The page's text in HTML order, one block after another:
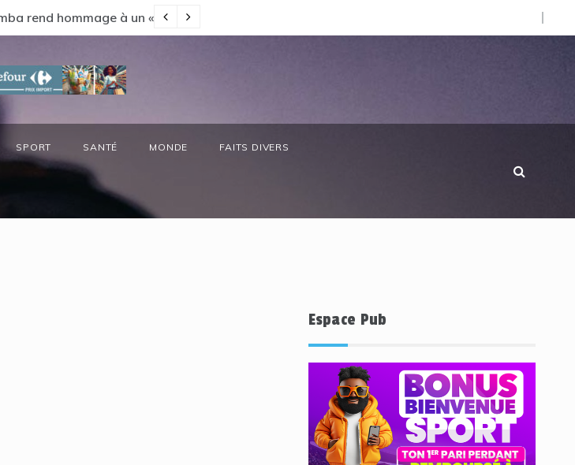
rend hommage à un « passionné d’Afrique »
SPORT SANTÉ MONDE FAITS DIVERS
Espace Pub